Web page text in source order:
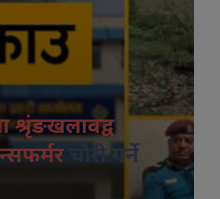
श्रृंङखलावद्व
चोरी गर्ने